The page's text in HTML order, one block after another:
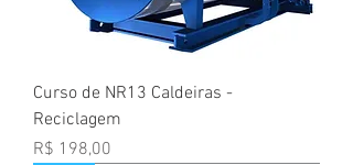
Curso de NR13 Caldeiras -
Reciclagem
Preço
R$ 198,00